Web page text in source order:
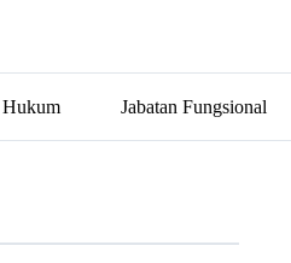
Jabatan Fungsional